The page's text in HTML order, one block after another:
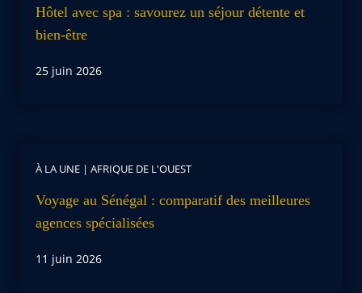
Hôtel avec spa : savourez un séjour détente et
bien-être
25 juin 2026
À LA UNE | AFRIQUE DE L'OUEST
Voyage au Sénégal : comparatif des meilleures
agences spécialisées
11 juin 2026